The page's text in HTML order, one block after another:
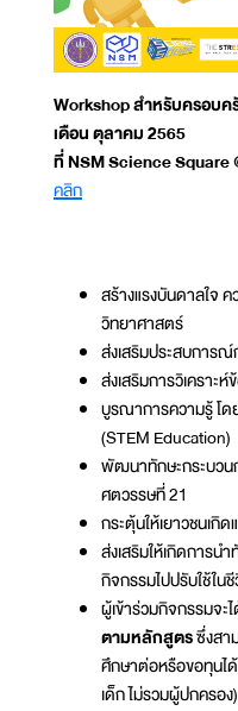
Workshop สำหรับครอบค
เดือน ตุลาคม 2565
ที่ NSM Science Square
คลิก
สร้างแรงบันดาลใจ
วิทยาศาสตร์
ส่งเสริมประสบการณ์
ส่งเสริมการวิเคราะ
บูรณาการความรู้ โด
(STEM Education)
พัฒนาทักษะกระบวน
ศตวรรษที่ 21
กระตุ้นให้เยาวชนเกิ
ส่งเสริมให้เกิดการน
กิจกรรมไปปรับใช้ใน
ผู้เข้าร่วมกิจกรรมจะ
ตามหลักสูตรซึ่งสา
ศึกษาต่อหรือขอทุนไ
เด็ก ไม่รวมผู้ปกครอง)